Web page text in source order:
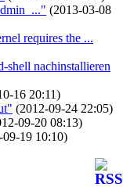
(2013-03-08
requires the ...
shell nachinstallieren
16 20:11)
(2012-09-24 22:05)
09-20 08:13)
09-19 10:10)